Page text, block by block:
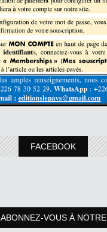
FACEBOOK
ABONNEZ-VOUS À NOTRE